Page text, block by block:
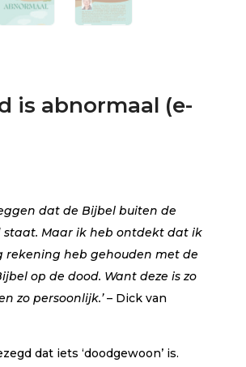
is abnormaal (e-
dat de Bijbel buiten de
Maar ik heb ontdekt dat ik
rekening heb gehouden met de
op de dood. Want deze is zo
zo persoonlijk.’– Dick van
dat iets ‘doodgewoon’ is.